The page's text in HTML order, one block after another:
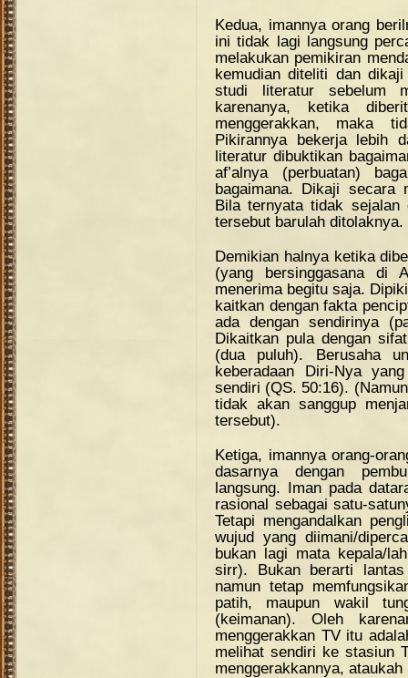
Kedua, imannya orang
ini tidak lagi langsung
melakukan pemikiran
kemudian diteliti dan
studi literatur sebelum
karenanya, ketika
menggerakkan, maka
Pikirannya bekerja lebih
literatur dibuktikan
af’alnya (perbuatan)
bagaimana. Dikaji secara
Bila ternyata tidak
tersebut barulah
Demikian halnya ketika
(yang bersinggasana di
menerima begitu saja.
kaitkan dengan fakta
ada dengan sendirinya
Dikaitkan pula dengan
(dua puluh). Berusaha
keberadaan Diri-Nya
sendiri (QS. 50:16).
tidak akan sanggup
tersebut).
Ketiga, imannya orang-
dasarnya dengan
langsung. Iman pada
rasional sebagai satu-
Tetapi mengandalkan
wujud yang diimani/
bukan lagi mata kepala/
sirr). Bukan berarti lantas
namun tetap
patih, maupun wakil
(keimanan). Oleh
menggerakkan TV itu
melihat sendiri ke stasiun
menggerakkannya,